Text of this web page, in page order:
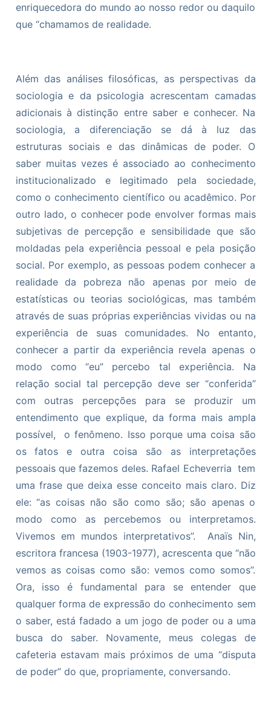
enriquecedora do mundo ao nosso redor ou daquilo
que “chamamos de realidade.
Além das análises filosóficas, as perspectivas da
sociologia e da psicologia acrescentam camadas
adicionais à distinção entre saber e conhecer. Na
sociologia, a diferenciação se dá à luz das
estruturas sociais e das dinâmicas de poder. O
saber muitas vezes é associado ao conhecimento
institucionalizado e legitimado pela sociedade,
como o conhecimento científico ou acadêmico. Por
outro lado, o conhecer pode envolver formas mais
subjetivas de percepção e sensibilidade que são
moldadas pela experiência pessoal e pela posição
social. Por exemplo, as pessoas podem conhecer a
realidade da pobreza não apenas por meio de
estatísticas ou teorias sociológicas, mas também
através de suas próprias experiências vividas ou na
experiência de suas comunidades. No entanto,
conhecer a partir da experiência revela apenas o
modo como “eu” percebo tal experiência. Na
relação social tal percepção deve ser “conferida”
com outras percepções para se produzir um
entendimento que explique, da forma mais ampla
possível, o fenômeno. Isso porque uma coisa são
os fatos e outra coisa são as interpretações
pessoais que fazemos deles. Rafael Echeverria tem
uma frase que deixa esse conceito mais claro. Diz
ele: “as coisas não são como são; são apenas o
modo como as percebemos ou interpretamos.
Vivemos em mundos interpretativos”. Anaïs Nin,
escritora francesa (1903-1977), acrescenta que “não
vemos as coisas como são: vemos como somos”.
Ora, isso é fundamental para se entender que
qualquer forma de expressão do conhecimento sem
o saber, está fadado a um jogo de poder ou a uma
busca do saber. Novamente, meus colegas de
cafeteria estavam mais próximos de uma “disputa
de poder” do que, propriamente, conversando.